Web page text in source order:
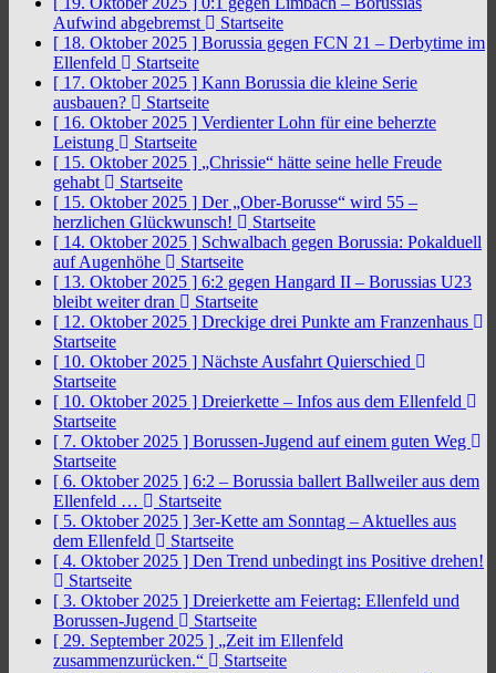
Aufwind abgebremst
Startseite
[ 18. Oktober 2025 ] Borussia gegen FCN 21 – Derbytime im
Ellenfeld
Startseite
[ 17. Oktober 2025 ] Kann Borussia die kleine Serie
ausbauen?
Startseite
[ 16. Oktober 2025 ] Verdienter Lohn für eine beherzte
Leistung
Startseite
[ 15. Oktober 2025 ] „Chrissie“ hätte seine helle Freude
gehabt
Startseite
[ 15. Oktober 2025 ] Der „Ober-Borusse“ wird 55 –
herzlichen Glückwunsch!
Startseite
[ 14. Oktober 2025 ] Schwalbach gegen Borussia: Pokalduell
auf Augenhöhe
Startseite
[ 13. Oktober 2025 ] 6:2 gegen Hangard II – Borussias U23
bleibt weiter dran
Startseite
[ 12. Oktober 2025 ] Dreckige drei Punkte am Franzenhaus
Startseite
[ 10. Oktober 2025 ] Nächste Ausfahrt Quierschied
Startseite
[ 10. Oktober 2025 ] Dreierkette – Infos aus dem Ellenfeld
Startseite
[ 7. Oktober 2025 ] Borussen-Jugend auf einem guten Weg
Startseite
[ 6. Oktober 2025 ] 6:2 – Borussia ballert Ballweiler aus dem
Ellenfeld …
Startseite
[ 5. Oktober 2025 ] 3er-Kette am Sonntag – Aktuelles aus
dem Ellenfeld
Startseite
[ 4. Oktober 2025 ] Den Trend unbedingt ins Positive drehen!
Startseite
[ 3. Oktober 2025 ] Dreierkette am Feiertag: Ellenfeld und
Borussen-Jugend
Startseite
[ 29. September 2025 ] „Zeit im Ellenfeld
zusammenzurücken.“
Startseite